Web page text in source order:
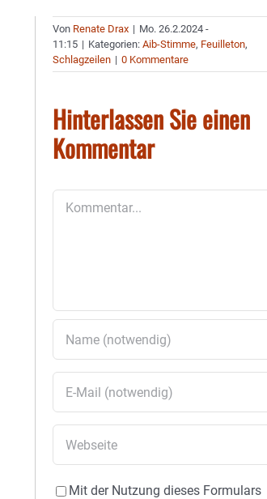
Von Renate Drax | Mo. 26.2.2024 -
11:15 | Kategorien:Aib-Stimme, Feuilleton,
Schlagzeilen | 0 Kommentare
Hinterlassen Sie einen
Kommentar
Mit der Nutzung dieses Formulars